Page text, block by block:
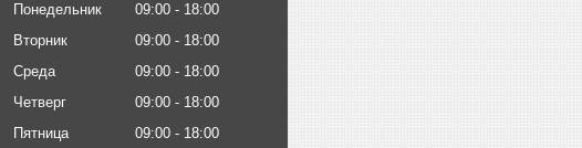
Понедельник 09:00
18:00
Вторник
09:00
18:00
Среда
09:00
18:00
Четверг
09:00
18:00
Пятница
09:00
18:00